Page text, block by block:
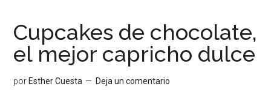
con
frutas
Cupcakes de chocolate,
el mejor capricho dulce
por Esther Cuesta Deja un comentario